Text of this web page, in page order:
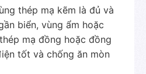
thép mạ kẽm là đủ và
biển, vùng ẩm hoặc
mạ đồng hoặc đồng
tốt và chống ăn mòn